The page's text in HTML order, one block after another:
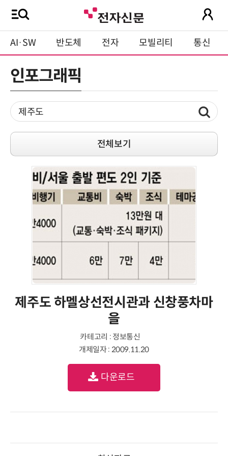
AI·SW 반도체 전자 모빌리티 통신
인포그래픽
전체보기
제주도 하멜상선전시관과 신창풍차마
을
카테고리 : 정보통신
개제일자 : 2009.11.20
다운로드